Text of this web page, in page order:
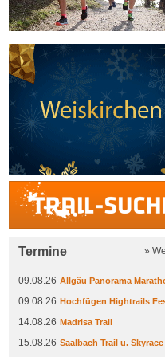
Termine »
09.08.26 Allgäu Panorama
09.08.26 Hochfügen Hightrails
14.08.26 Madrisa Trail
15.08.26 Saalbach Trail u. Skyrace